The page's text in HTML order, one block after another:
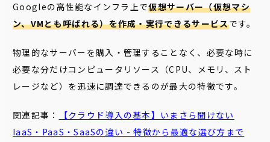
Googleの高性能なインフラ上で仮想サーバー（仮想マシ
ン、VMとも呼ばれる）を作成・実行できるサービスです。
物理的なサーバーを購入・管理することなく、必要な時に
必要な分だけコンピュータリソース（CPU、メモリ、スト
レージなど）を迅速に調達できるのが最大の特徴です。
関連記事：
【クラウド導入の基本】いまさら聞けない
IaaS ・PaaS・SaaSの違い - 特徴から最適な選び方まで